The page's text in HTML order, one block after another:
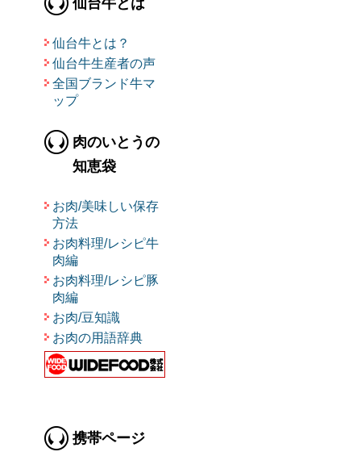
仙台牛とは？
仙台牛生産者の声
全国ブランド牛マ
ップ
肉のいとうの
知恵袋
お肉/美味しい保存
方法
お肉料理/レシピ牛
肉編
お肉料理/レシピ豚
肉編
お肉/豆知識
お肉の用語辞典
携帯ページ